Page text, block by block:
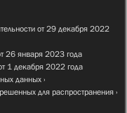
от 29 декабря 2022
26 января 2023 года
1 декабря 2022 года
данных
для распространения